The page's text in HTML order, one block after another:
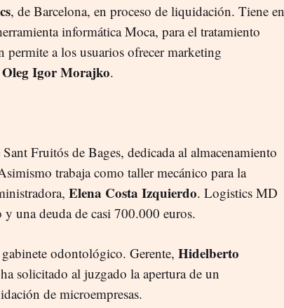
, de Barcelona, en proceso de liquidación. Tiene en
informática Moca, para el tratamiento
permite a los usuarios ofrecer marketing
Oleg Igor Morajko.
Sant Fruitós de Bages, dedicada al almacenamiento
trabaja como taller mecánico para la
Elena Costa Izquierdo. Logistics MD
una deuda de casi 700.000 euros.
odontológico. Gerente, Hidelberto
solicitado al juzgado la apertura de un
de microempresas.